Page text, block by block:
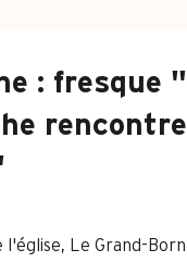
: fresque
l'église, Le Grand-